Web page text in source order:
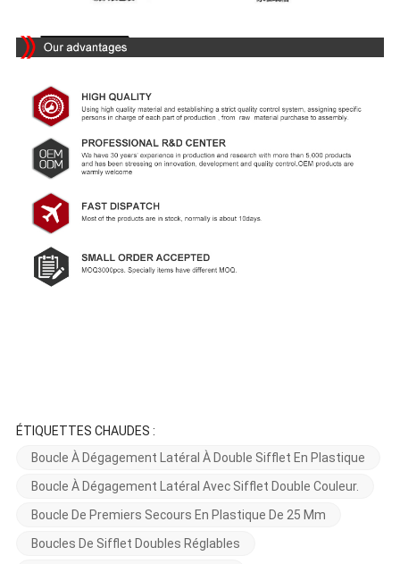
ÉTIQUETTES CHAUDES :
Boucle À Dégagement Latéral À Double Sifflet En Plastique
Boucle À Dégagement Latéral Avec Sifflet Double Couleur.
Boucle De Premiers Secours En Plastique De 25 Mm
Boucles De Sifflet Doubles Réglables